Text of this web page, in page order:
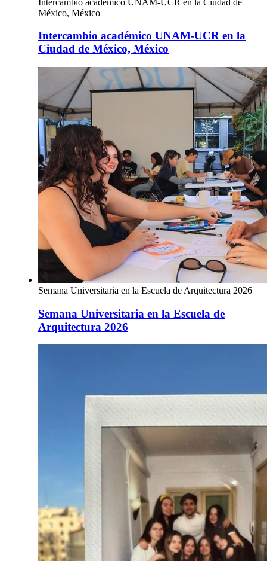
México, México
Intercambio académico UNAM-UCR en la
Ciudad de México, México
Semana Universitaria en la Escuela de Arquitectura 2026
Semana Universitaria en la Escuela de
Arquitectura 2026